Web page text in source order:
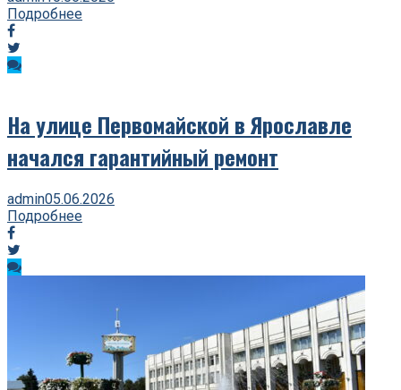
Подробнее
На улице Первомайской в Ярославле
начался гарантийный ремонт
admin05.06.2026
Подробнее